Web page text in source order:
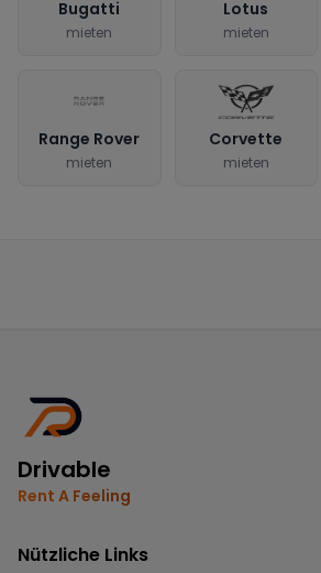
Bugatti
mieten
Lotus
mieten
Range Rover
mieten
Corvette
mieten
Drivable
Rent A Feeling
Nützliche Links